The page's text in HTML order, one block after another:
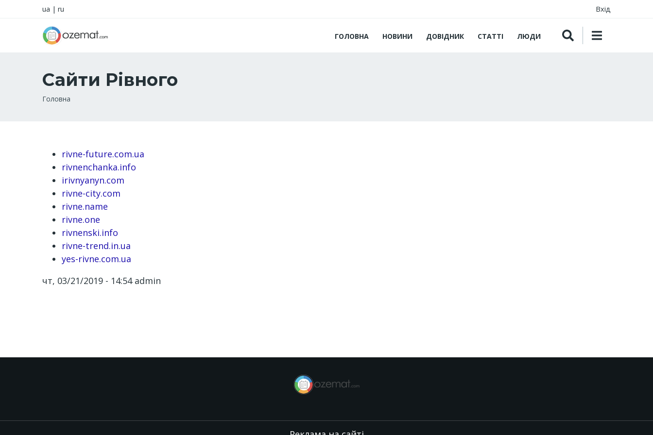
ua | ru Вхід
ГОЛОВНА НОВИНИ ДОВІДНИК СТАТТІ ЛЮДИ
Сайти Рівного
Рядок
Головна
rivne-future.com.ua
rivnenchanka.info
irivnyanyn.com
rivne-city.com
rivne.name
rivne.one
rivnenski.info
rivne-trend.in.ua
yes-rivne.com.ua
чт, 03/21/2019 - 14:54 admin